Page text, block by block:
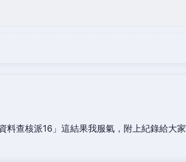
料查核派16」這結果我服氣，附上紀錄給大家